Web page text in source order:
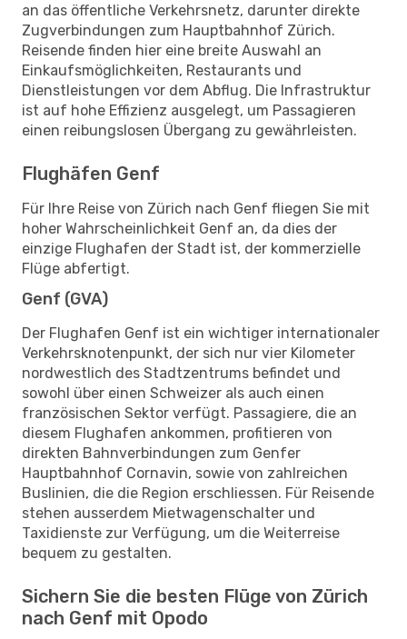
an das öffentliche Verkehrsnetz, darunter direkte
Zugverbindungen zum Hauptbahnhof Zürich.
Reisende finden hier eine breite Auswahl an
Einkaufsmöglichkeiten, Restaurants und
Dienstleistungen vor dem Abflug. Die Infrastruktur
ist auf hohe Effizienz ausgelegt, um Passagieren
einen reibungslosen Übergang zu gewährleisten.
Flughäfen Genf
Für Ihre Reise von Zürich nach Genf fliegen Sie mit
hoher Wahrscheinlichkeit Genf an, da dies der
einzige Flughafen der Stadt ist, der kommerzielle
Flüge abfertigt.
Genf (GVA)
Der Flughafen Genf ist ein wichtiger internationaler
Verkehrsknotenpunkt, der sich nur vier Kilometer
nordwestlich des Stadtzentrums befindet und
sowohl über einen Schweizer als auch einen
französischen Sektor verfügt. Passagiere, die an
diesem Flughafen ankommen, profitieren von
direkten Bahnverbindungen zum Genfer
Hauptbahnhof Cornavin, sowie von zahlreichen
Buslinien, die die Region erschliessen. Für Reisende
stehen ausserdem Mietwagenschalter und
Taxidienste zur Verfügung, um die Weiterreise
bequem zu gestalten.
Sichern Sie die besten Flüge von Zürich
nach Genf mit Opodo